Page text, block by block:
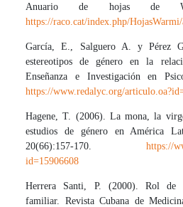
Anuario de hojas de
https://raco.cat/index.php/
García, E., Salguero A. y Pérez
estereotipos de género en la
Enseñanza e Investigación en
https://www.redalyc.org/
Hagene, T. (2006). La mona, la
estudios de género en América
20(66):157-170. https://
id=15906608
Herrera Santi, P. (2000). Rol de
familiar. Revista Cubana de